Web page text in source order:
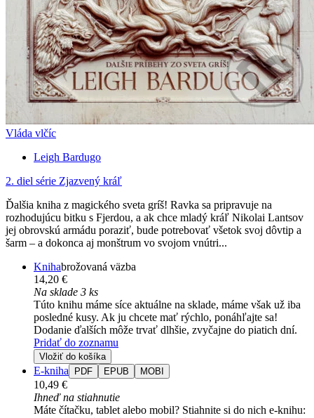
Vláda vlčíc
Leigh Bardugo
2. diel série Zjazvený kráľ
Ďalšia kniha z magického sveta gríš! Ravka sa pripravuje na
rozhodujúcu bitku s Fjerdou, a ak chce mladý kráľ Nikolai Lantsov
jej obrovskú armádu poraziť, bude potrebovať všetok svoj dôvtip a
šarm – a dokonca aj monštrum vo svojom vnútri...
Knihabrožovaná väzba
14,20 €
Na sklade 3 ks
Túto knihu máme síce aktuálne na sklade, máme však už iba
posledné kusy. Ak ju chcete mať rýchlo, ponáhľajte sa!
Dodanie ďalších môže trvať dlhšie, zvyčajne do piatich dní.
Pridať do zoznamu
Vložiť do košíka
E-kniha PDF EPUB MOBI
10,49 €
Ihneď na stiahnutie
Máte čítačku, tablet alebo mobil? Stiahnite si do nich e-knihu: